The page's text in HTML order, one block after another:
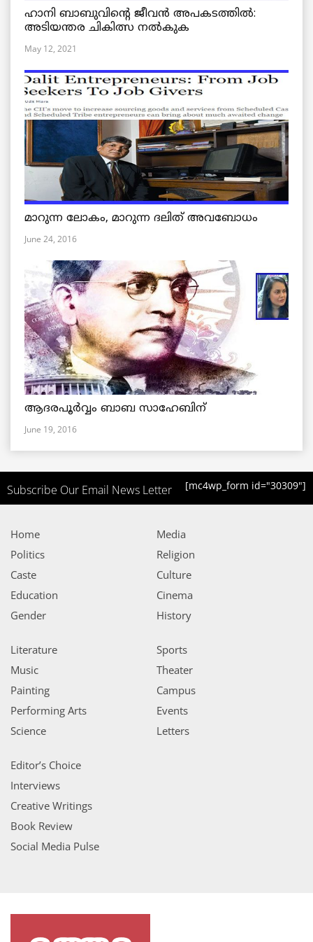
ഹാനി ബാബുവിന്റെ ജീവൻ അപകടത്തിൽ:
അടിയന്തര ചികിത്സ നൽകുക
May 12, 2021
മാറുന്ന ലോകം, മാറുന്ന ദലിത് അവബോധം
June 24, 2016
ആദരപൂര്‍വ്വം ബാബ സാഹേബിന്
June 19, 2016
Subscribe Our Email News Letter [mc4wp_form id="30309"]
Home
Politics
Caste
Education
Gender
Media
Religion
Culture
Cinema
History
Literature
Music
Painting
Performing Arts
Science
Sports
Theater
Campus
Events
Letters
Editor’s Choice
Interviews
Creative Writings
Book Review
Social Media Pulse